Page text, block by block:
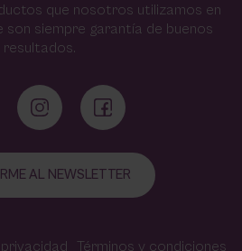
que nosotros utilizamos en
siempre garantía de buenos
resultados.
AL NEWSLETTER
Términos y condiciones